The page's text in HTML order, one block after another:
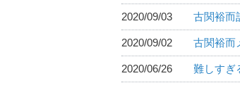
2020/09/03 古関裕而
2020/09/02 古関裕而
2020/06/26 難しすぎ